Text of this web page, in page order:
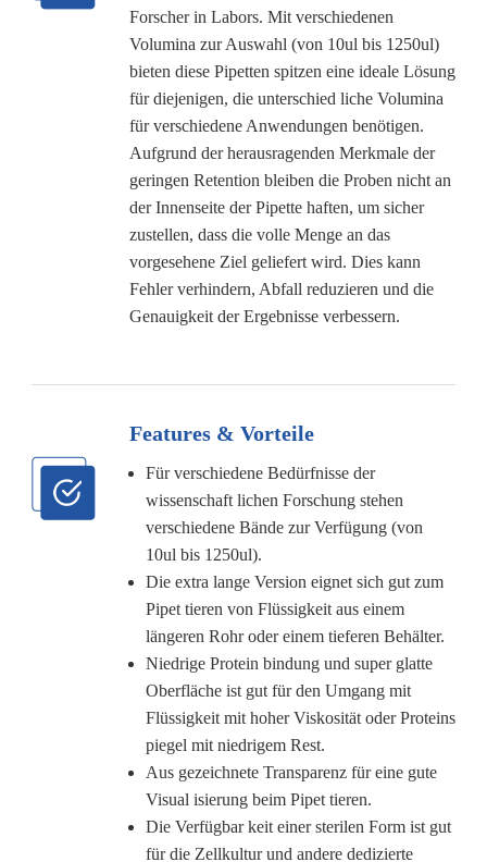
Forscher in Labors. Mit verschiedenen
Volumina zur Auswahl (von 10ul bis 1250ul)
bieten diese Pipetten spitzen eine ideale Lösung
für diejenigen, die unterschied liche Volumina
für verschiedene Anwendungen benötigen.
Aufgrund der herausragenden Merkmale der
geringen Retention bleiben die Proben nicht an
der Innenseite der Pipette haften, um sicher
zustellen, dass die volle Menge an das
vorgesehene Ziel geliefert wird. Dies kann
Fehler verhindern, Abfall reduzieren und die
Genauigkeit der Ergebnisse verbessern.
Features & Vorteile
Für verschiedene Bedürfnisse der
wissenschaft lichen Forschung stehen
verschiedene Bände zur Verfügung (von
10ul bis 1250ul).
Die extra lange Version eignet sich gut zum
Pipet tieren von Flüssigkeit aus einem
längeren Rohr oder einem tieferen Behälter.
Niedrige Protein bindung und super glatte
Oberfläche ist gut für den Umgang mit
Flüssigkeit mit hoher Viskosität oder Proteins
piegel mit niedrigem Rest.
Aus gezeichnete Transparenz für eine gute
Visual isierung beim Pipet tieren.
Die Verfügbar keit einer sterilen Form ist gut
für die Zellkultur und andere dedizierte